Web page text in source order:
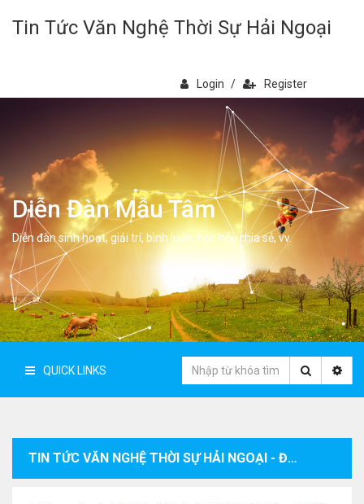
Tin Tức Văn Nghệ Thời Sự Hải Ngoại
Login / Register
Diễn Đàn Mẫu Tâm
Diễn đàn sinh hoạt, giải trí, bình luân, học hỏi, chia sẻ, vv.
QUICK LINKS
TIN TỨC VĂN NGHỆ THỜI SỰ HẢI NGOẠI - ĐIỀU KHOẢN ĐĂNG KÝ THÀNH VIÊN